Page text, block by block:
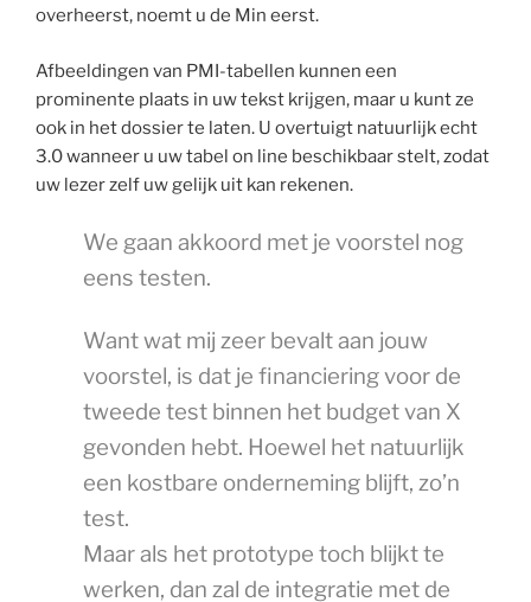
overheerst, noemt u de Min eerst.
Afbeeldingen van PMI-tabellen kunnen een
prominente plaats in uw tekst krijgen, maar u kunt ze
ook in het dossier te laten. U overtuigt natuurlijk echt
3.0 wanneer u uw tabel on line beschikbaar stelt, zodat
uw lezer zelf uw gelijk uit kan rekenen.
We gaan akkoord met je voorstel nog
eens testen.
Want wat mij zeer bevalt aan jouw
voorstel, is dat je financiering voor de
tweede test binnen het budget van X
gevonden hebt. Hoewel het natuurlijk
een kostbare onderneming blijft, zo’n
test.
Maar als het prototype toch blijkt te
werken, dan zal de integratie met de